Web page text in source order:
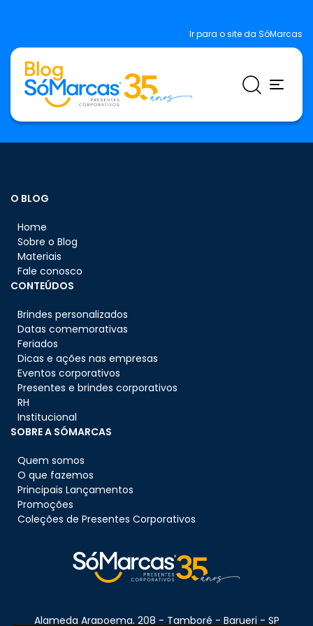
Ir para o site da SóMarcas
O BLOG
Home
Sobre o Blog
Materiais
Fale conosco
CONTEÚDOS
Brindes personalizados
Datas comemorativas
Feriados
Dicas e ações nas empresas
Eventos corporativos
Presentes e brindes corporativos
RH
Institucional
SOBRE A SÓMARCAS
Quem somos
O que fazemos
Principais Lançamentos
Promoções
Coleções de Presentes Corporativos
Alameda Arapoema, 208 - Tamboré - Barueri - SP